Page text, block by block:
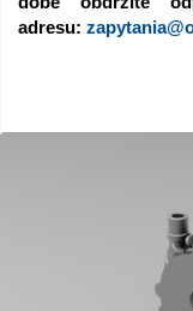
love
Filmy
adresu: